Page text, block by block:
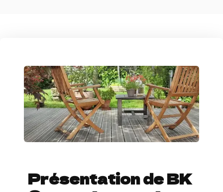
Présentation de BK